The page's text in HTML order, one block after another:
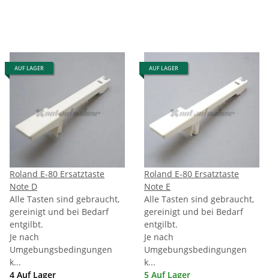
AUF LAGER
Roland E-80 Ersatztaste
Note D
Alle Tasten sind gebraucht,
gereinigt und bei Bedarf
entgilbt.
Je nach
Umgebungsbedingungen
k...
4 Auf Lager
AUF LAGER
Roland E-80 Ersatztaste
Note E
Alle Tasten sind gebraucht,
gereinigt und bei Bedarf
entgilbt.
Je nach
Umgebungsbedingungen
k...
5 Auf Lager